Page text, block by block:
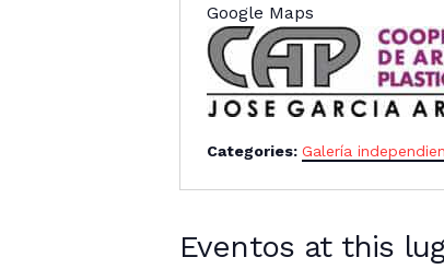
Google Maps
Categories: Galería
Eventos at this